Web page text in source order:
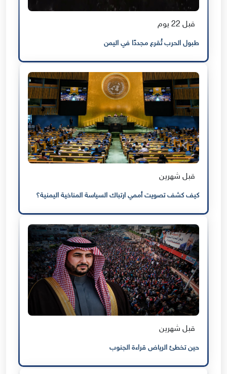
قبل 22 يوم
طبول الحرب تُقرع مجددًا في اليمن
قبل شهرين
كيف كشف تصويت أممي ارتباك السياسة المناخية اليمنية؟
قبل شهرين
حين تخطئ الرياض قراءة الجنوب